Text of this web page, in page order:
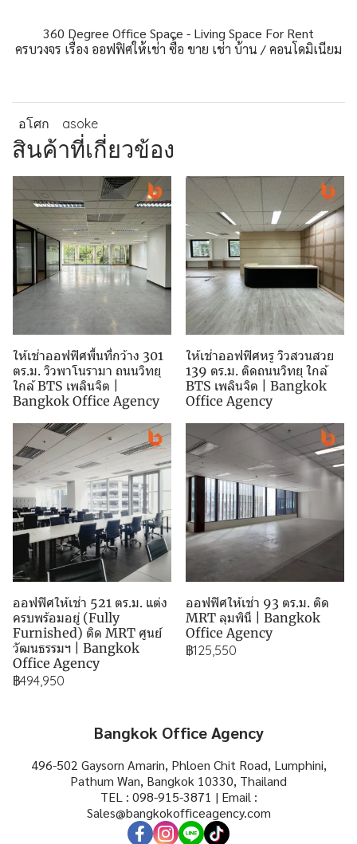
360 Degree Office Space - Living Space For Rent
ครบวงจร เรื่อง ออฟฟิศให้เช่า ซื้อ ขาย เช่า บ้าน / คอนโดมิเนียม
อโศก asoke
สินค้าที่เกี่ยวข้อง
ให้เช่าออฟฟิศพื้นที่กว้าง 301
ตร.ม. วิวพาโนรามา ถนนวิทยุ
ใกล้ BTS เพลินจิต |
Bangkok Office Agency
ให้เช่าออฟฟิศหรู วิวสวนสวย
139 ตร.ม. ติดถนนวิทยุ ใกล้
BTS เพลินจิต | Bangkok
Office Agency
ออฟฟิศให้เช่า 521 ตร.ม. แต่ง
ครบพร้อมอยู่ (Fully
Furnished) ติด MRT ศูนย์
วัฒนธรรมฯ | Bangkok
Office Agency
฿494,950
ออฟฟิศให้เช่า 93 ตร.ม. ติด
MRT ลุมพินี | Bangkok
Office Agency
฿125,550
Bangkok Office Agency
496-502 Gaysorn Amarin, Phloen Chit Road, Lumphini,
Pathum Wan, Bangkok 10330, Thailand
TEL : 098-915-3871 | Email :
Sales@bangkokofficeagency.com